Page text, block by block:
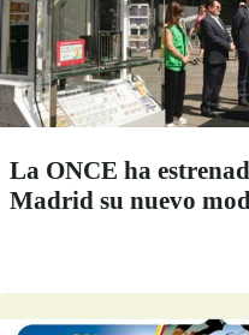
La ONCE ha
Madrid su nuevo